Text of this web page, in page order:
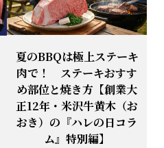
新登場！一膳ご飯
「初夏の肉祭り」開催中
「父の日特集」開催中
「BBQ企画」開催中！
夏のBBQは極上ステーキ
肉で！ ステーキおすす
め部位と焼き方【創業大
正12年・米沢牛黄木（お
おき）の『ハレの日コラ
ム』特別編】